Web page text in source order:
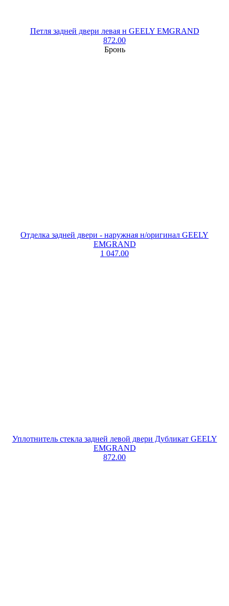
Петля задней двери левая н GEELY EMGRAND
872.00
Бронь
Отделка задней двери - наружная н/оригинал GEELY
EMGRAND
1 047.00
Уплотнитель стекла задней левой двери Дубликат GEELY
EMGRAND
872.00